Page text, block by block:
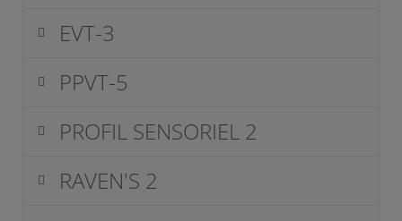
EVT-3
PPVT-5
PROFIL SENSORIEL 2
RAVEN'S 2